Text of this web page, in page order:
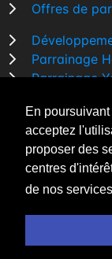
En
acceptez
proposer des
centres
de nos
Offres de
Parrainage
Parrainage
Comparatif
By Night